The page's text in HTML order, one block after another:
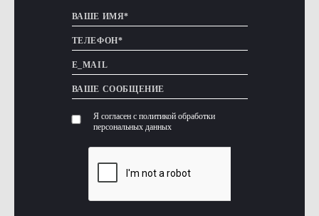
Я согласен с политикой обработки
персональных данных